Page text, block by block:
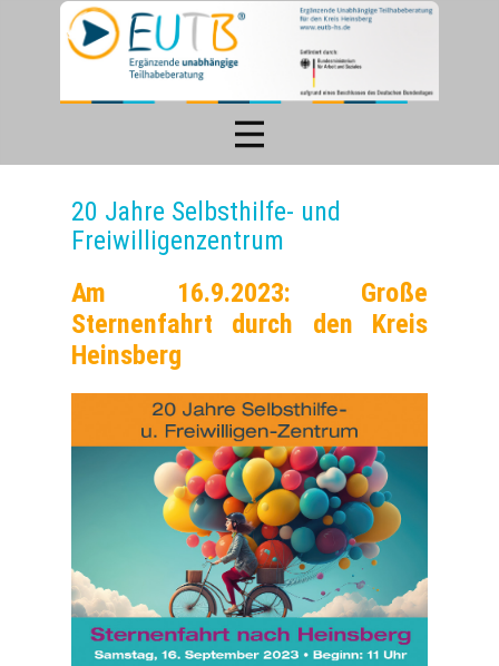
20 Jahre Selbsthilfe- und
Freiwilligenzentrum
Am 16.9.2023: Große
Sternenfahrt durch den Kreis
Heinsberg